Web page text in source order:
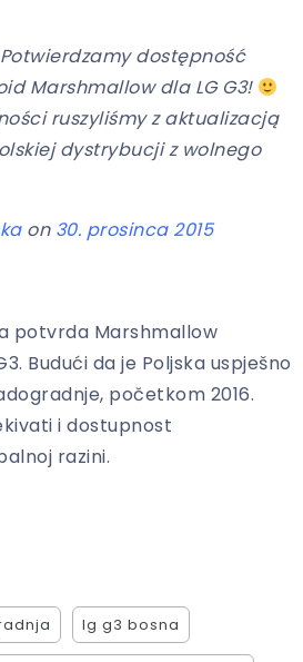
dostępność
Marshmallow dla LG G3!
ruszyliśmy z aktualizacją
dystrybucji z wolnego
on 30. prosinca 2015
potvrda Marshmallow
Budući da je Poljska uspješno
početkom 2016.
i dostupnost
razini.
lg g3 bosna